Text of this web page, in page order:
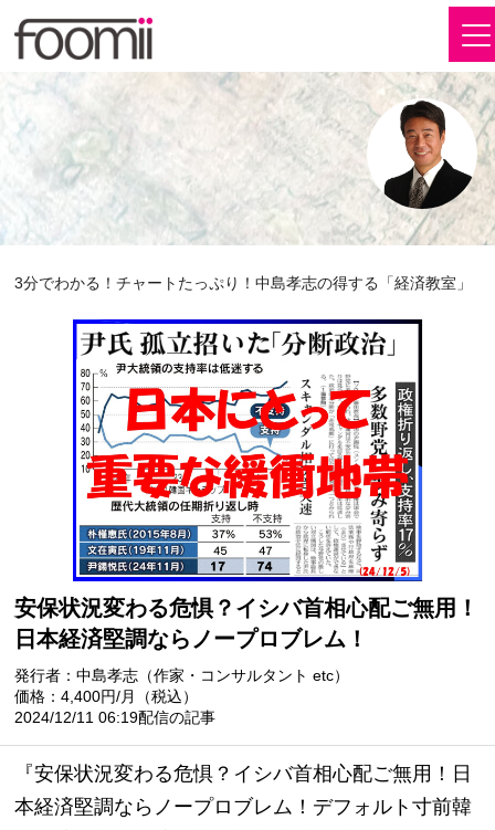
3分でわかる！チャートたっぷり！中島孝志の得する「経済教室」
安保状況変わる危惧？イシバ首相心配ご無用！
日本経済堅調ならノープロブレム！
発行者：中島孝志（作家・コンサルタント etc）
価格：4,400円/月（税込）
2024/12/11 06:19配信の記事
『安保状況変わる危惧？イシバ首相心配ご無用！日
本経済堅調ならノープロブレム！デフォルト寸前韓